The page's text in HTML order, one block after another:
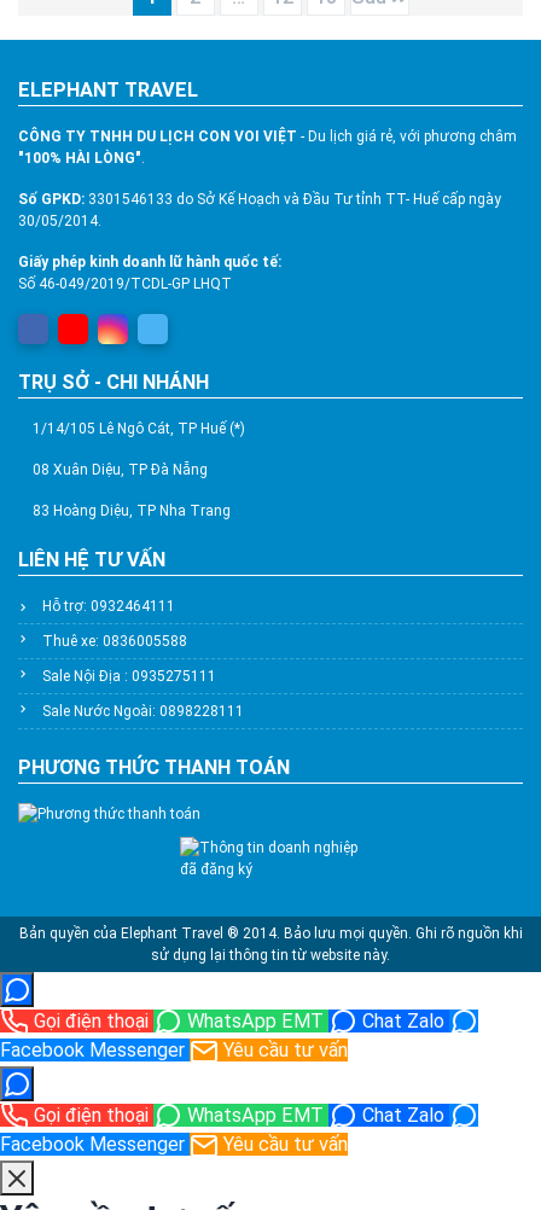
ELEPHANT TRAVEL
CÔNG TY TNHH DU LỊCH CON VOI VIỆT - Du lịch giá rẻ, với phương châm
"100% HÀI LÒNG".
Số GPKD: 3301546133 do Sở Kế Hoạch và Đầu Tư tỉnh TT- Huế cấp ngày
30/05/2014.
Giấy phép kinh doanh lữ hành quốc tế:
Số 46-049/2019/TCDL-GP LHQT
TRỤ SỞ - CHI NHÁNH
1/14/105 Lê Ngô Cát, TP Huế (*)
08 Xuân Diệu, TP Đà Nẵng
83 Hoàng Diệu, TP Nha Trang
LIÊN HỆ TƯ VẤN
Hỗ trợ: 0932464111
Thuê xe: 0836005588
Sale Nội Địa : 0935275111
Sale Nước Ngoài: 0898228111
PHƯƠNG THỨC THANH TOÁN
Bản quyền của Elephant Travel ® 2014. Bảo lưu mọi quyền. Ghi rõ nguồn khi
sử dụng lại thông tin từ website này.
Gọi điện thoại WhatsApp EMT
Chat Zalo
Facebook Messenger
Yêu cầu tư vấn
Gọi điện thoại WhatsApp EMT
Chat Zalo
Facebook Messenger
Yêu cầu tư vấn